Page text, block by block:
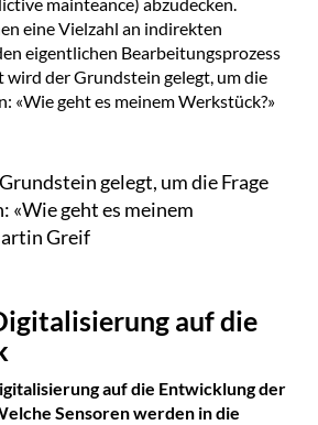
eine Vielzahl an indirekten
eigentlichen Bearbeitungsprozess
wird der Grundstein gelegt, um die
«Wie geht es meinem Werkstück?»
gelegt, um die Frage
«Wie geht es meinem
Greif
auf die
auf die Entwicklung der
Sensoren werden in die